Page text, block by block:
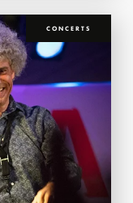
CONCERTS